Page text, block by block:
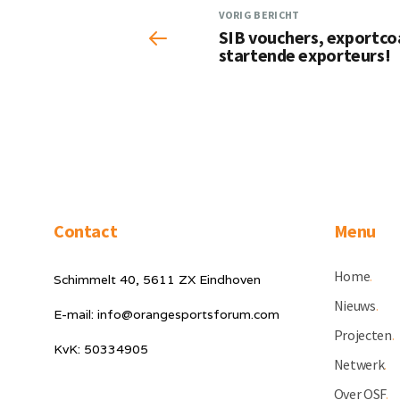
VORIG BERICHT
SIB vouchers,
startende exporteurs!
Contact
Schimmelt 40, 5611 ZX Eindhoven
E-mail: info@orangesportsforum.com
KvK: 50334905
Menu
Home.
Nieuws.
Projecten.
Netwerk.
Over OSF.